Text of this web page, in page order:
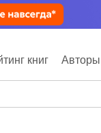
книг Авторы